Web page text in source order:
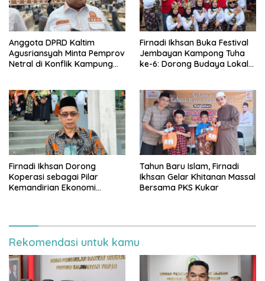
Anggota DPRD Kaltim
Agusriansyah Minta Pemprov
Netral di Konflik Kampung
Firnadi Ikhsan Buka Festival
Jembayan Kampong Tuha
ke-6: Dorong Budaya Lokal
Firnadi Ikhsan Dorong
Koperasi sebagai Pilar
Kemandirian Ekonomi
Tahun Baru Islam, Firnadi
Ikhsan Gelar Khitanan Massal
Bersama PKS Kukar
Rekomendasi untuk kamu